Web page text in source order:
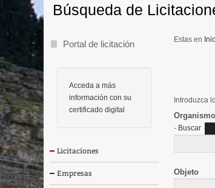
Portal de licitación
Acceda a más
información con su
certificado digital
Licitaciones
Empresas
Búsqueda de
Introduzca
Organismo
- Buscar
Objeto